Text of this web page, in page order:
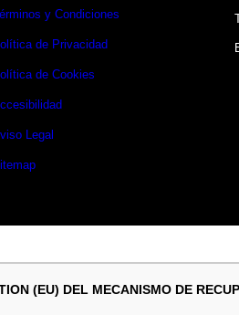
y Condiciones
de Privacidad
de Cookies
Legal
(EU) DEL MECANISMO DE